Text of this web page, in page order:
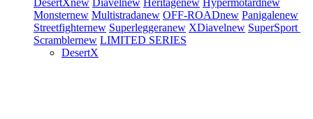
DesertXnew Diavelnew Heritagenew Hypermotardnew
Monsternew Multistradanew OFF-ROADnew Panigalenew
Streetfighternew Superleggeranew XDiavelnew SuperSport
Scramblernew LIMITED SERIES
DesertX